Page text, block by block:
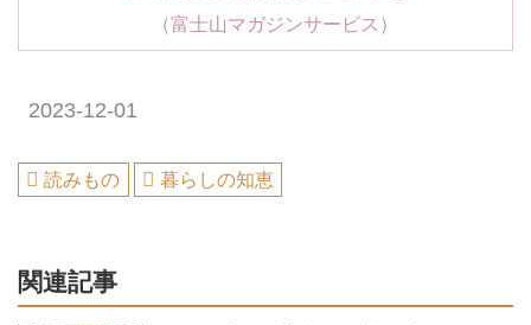
（富士山マガジンサービス）
2023-12-01
読みもの 暮らしの知恵
関連記事